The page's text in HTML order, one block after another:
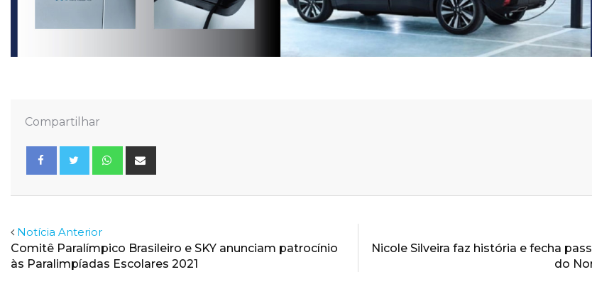
Compartilhar
Whatsapp
Notícia Anterior
Comitê Paralímpico Brasileiro e SKY anunciam patrocínio
às Paralimpíadas Escolares 2021
Nicole Silveira faz história e fecha
do